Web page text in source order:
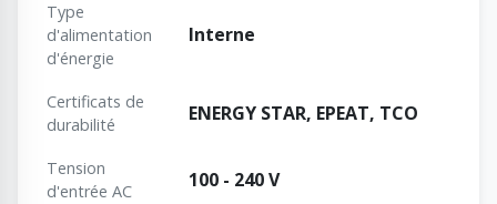
Type
d'alimentation
d'énergie
Interne
Certificats de
durabilité
ENERGY STAR, EPEAT, TCO
Tension
d'entrée AC
100 - 240 V